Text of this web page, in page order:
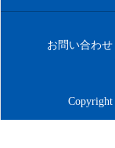
お問い合わせ